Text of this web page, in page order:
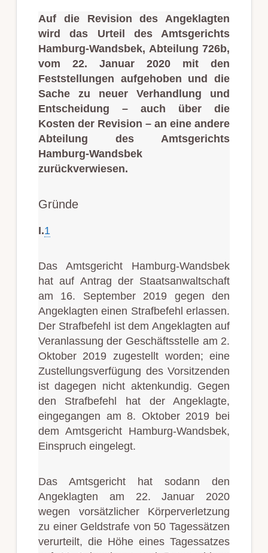
Auf die Revision des Angeklagten
wird das Urteil des Amtsgerichts
Hamburg-Wandsbek, Abteilung 726b,
vom 22. Januar 2020 mit den
Feststellungen aufgehoben und die
Sache zu neuer Verhandlung und
Entscheidung – auch über die
Kosten der Revision – an eine andere
Abteilung des Amtsgerichts
Hamburg-Wandsbek
zurückverwiesen.
Gründe
I.1
Das Amtsgericht Hamburg-Wandsbek
hat auf Antrag der Staatsanwaltschaft
am 16. September 2019 gegen den
Angeklagten einen Strafbefehl erlassen.
Der Strafbefehl ist dem Angeklagten auf
Veranlassung der Geschäftsstelle am 2.
Oktober 2019 zugestellt worden; eine
Zustellungsverfügung des Vorsitzenden
ist dagegen nicht aktenkundig. Gegen
den Strafbefehl hat der Angeklagte,
eingegangen am 8. Oktober 2019 bei
dem Amtsgericht Hamburg-Wandsbek,
Einspruch eingelegt.
Das Amtsgericht hat sodann den
Angeklagten am 22. Januar 2020
wegen vorsätzlicher Körperverletzung
zu einer Geldstrafe von 50 Tagessätzen
verurteilt, die Höhe eines Tagessatzes